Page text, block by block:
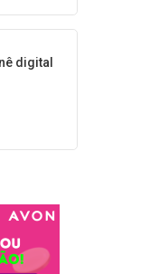
digital